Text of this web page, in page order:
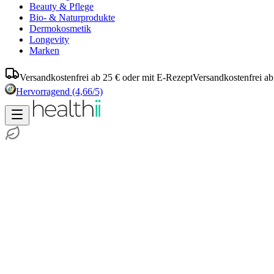
Beauty & Pflege
Bio- & Naturprodukte
Dermokosmetik
Longevity
Marken
Versandkostenfrei ab 25 € oder mit E-RezeptVersandkostenfrei
Hervorragend (4,66/5)